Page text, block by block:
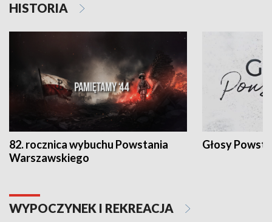
HISTORIA
82. rocznica wybuchu Powstania
Warszawskiego
Głosy
WYPOCZYNEK I REKREACJA